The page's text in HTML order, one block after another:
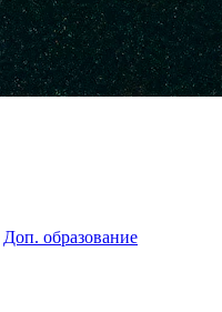
Доп. образование